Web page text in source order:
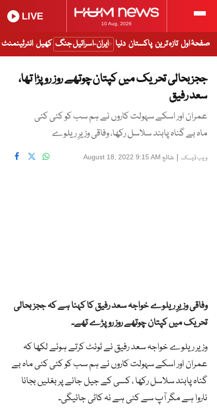
10 Aug, 2026
LIVE
صفحۂ اول تازہ ترین پاکستان دنیا ایران-اسرائیل جنگ کھیل انٹرٹینمنٹ
ججز بحالی تحریک میں کپتان چوتھے روز رو پڑا تھا،
سعد رفیق
عمران اور اسکے سہولت کاروں نے ہم سب کو کئی کئی
ماہ بے گناہ پابند سلاسل رکھا، وفاقی وزیرِ ریلوے
ویب ڈیسک | شائع August 18, 2022 9:15 AM
وفاقی وزیرِ ریلوے خواجہ سعد رفیق کا کہنا ہے کہ ججز بحالی
تحریک میں کپتان چوتھے روز رو پڑے تھے۔
وزیر ریلوے خواجہ سعد رفیق نے ٹوئٹ کرتے ہوئے لکھا کہ
عمران اور اسکے سہولت کاروں نے ہم سب کو کئی کئی ماہ بے
گناہ پابند سلاسل رکھا ، کسی کے جیل جانے پر بغلیں بجانا
ناروا ہے مگر آپ سے کٹی ہے نہ کاٹی جائیگی۔